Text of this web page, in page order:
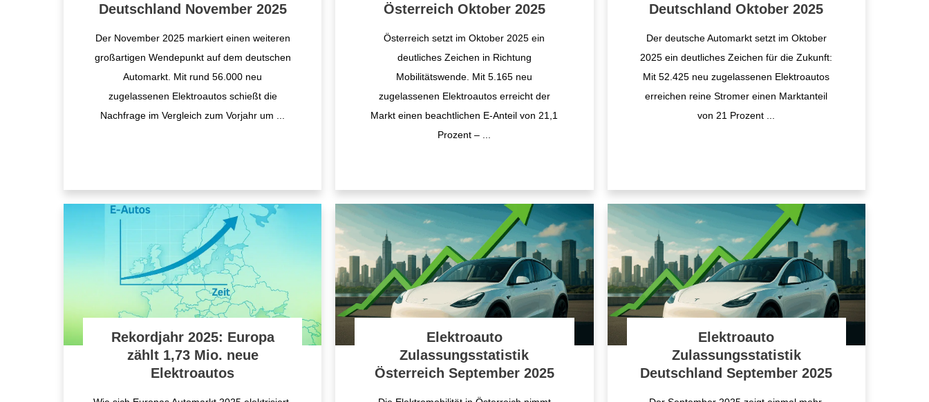
Deutschland November 2025
Der November 2025 markiert einen weiteren
großartigen Wendepunkt auf dem deutschen
Automarkt. Mit rund 56.000 neu
zugelassenen Elektroautos schießt die
Nachfrage im Vergleich zum Vorjahr um
Österreich Oktober 2025
Österreich setzt im Oktober 2025 ein
deutliches Zeichen in Richtung
Mobilitätswende. Mit 5.165 neu
zugelassenen Elektroautos erreicht der
Markt einen beachtlichen E-Anteil von 21,1
Prozent –
Deutschland Oktober 2025
Der deutsche Automarkt setzt im Oktober
2025 ein deutliches Zeichen für die Zukunft:
Mit 52.425 neu zugelassenen Elektroautos
erreichen reine Stromer einen Marktanteil
von 21 Prozent
Rekordjahr 2025: Europa
zählt 1,73 Mio. neue
Elektroautos
Elektroauto
Zulassungsstatistik
Österreich September 2025
Elektroauto
Zulassungsstatistik
Deutschland September 2025